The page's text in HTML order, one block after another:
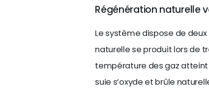
Régénération naturelle
Le système dispose de
naturelle se produit lors de
température des gaz
suie s’oxyde et brûle